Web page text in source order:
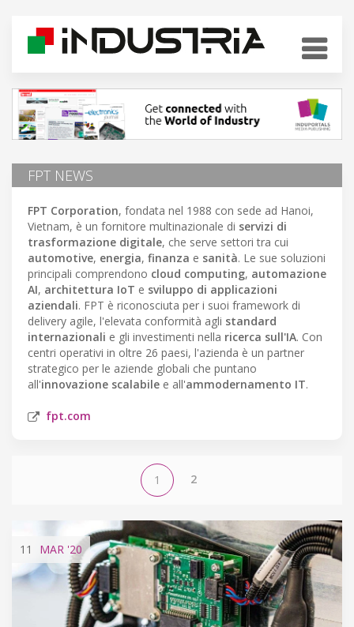
FPT NEWS
FPT Corporation, fondata nel 1988 con sede ad Hanoi,
Vietnam, è un fornitore multinazionale di servizi di
trasformazione digitale, che serve settori tra cui
automotive, energia, finanza e sanità. Le sue soluzioni
principali comprendono cloud computing, automazione
AI, architettura IoT e sviluppo di applicazioni
aziendali. FPT è riconosciuta per i suoi framework di
delivery agile, l'elevata conformità agli standard
internazionali e gli investimenti nella ricerca sull'IA. Con
centri operativi in oltre 26 paesi, l'azienda è un partner
strategico per le aziende globali che puntano
all'innovazione scalabile e all'ammodernamento IT.
fpt.com
1 2
11 MAR '20